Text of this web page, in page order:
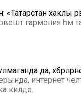
«Татарстан хаклы
гармония һәм
да,
интернет
килде.